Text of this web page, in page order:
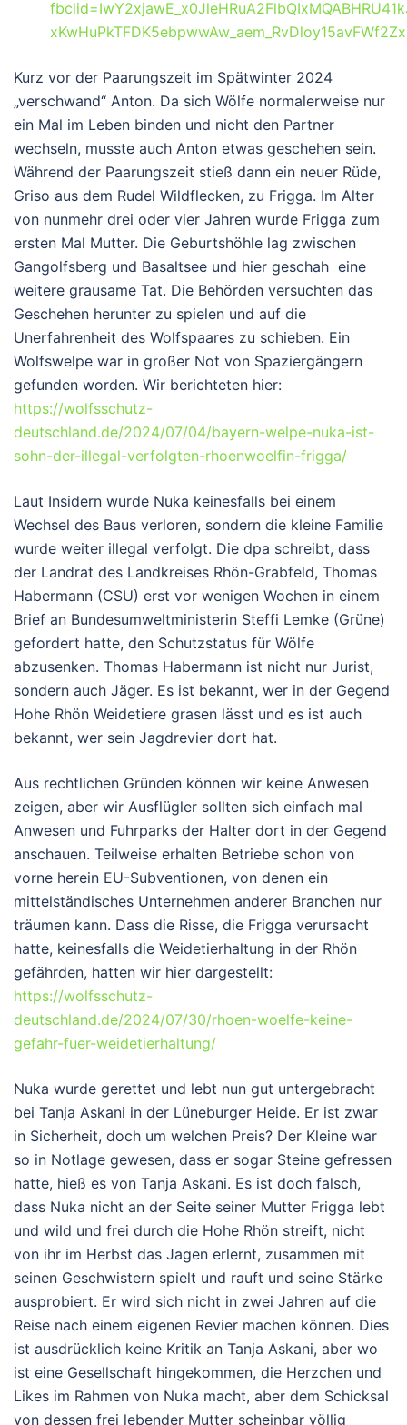
Kurz vor der Paarungszeit im Spätwinter 2024
„verschwand“ Anton. Da sich Wölfe normalerweise nur
ein Mal im Leben binden und nicht den Partner
wechseln, musste auch Anton etwas geschehen sein.
Während der Paarungszeit stieß dann ein neuer Rüde,
Griso aus dem Rudel Wildflecken, zu Frigga. Im Alter
von nunmehr drei oder vier Jahren wurde Frigga zum
ersten Mal Mutter. Die Geburtshöhle lag zwischen
Gangolfsberg und Basaltsee und hier geschah eine
weitere grausame Tat. Die Behörden versuchten das
Geschehen herunter zu spielen und auf die
Unerfahrenheit des Wolfspaares zu schieben. Ein
Wolfswelpe war in großer Not von Spaziergängern
gefunden worden. Wir berichteten hier:
https://wolfsschutz-
deutschland.de/2024/07/04/bayern-welpe-nuka-ist-
sohn-der-illegal-verfolgten-rhoenwoelfin-frigga/
Laut Insidern wurde Nuka keinesfalls bei einem
Wechsel des Baus verloren, sondern die kleine Familie
wurde weiter illegal verfolgt. Die dpa schreibt, dass
der Landrat des Landkreises Rhön-Grabfeld, Thomas
Habermann (CSU) erst vor wenigen Wochen in einem
Brief an Bundesumweltministerin Steffi Lemke (Grüne)
gefordert hatte, den Schutzstatus für Wölfe
abzusenken. Thomas Habermann ist nicht nur Jurist,
sondern auch Jäger. Es ist bekannt, wer in der Gegend
Hohe Rhön Weidetiere grasen lässt und es ist auch
bekannt, wer sein Jagdrevier dort hat.
Aus rechtlichen Gründen können wir keine Anwesen
zeigen, aber wir Ausflügler sollten sich einfach mal
Anwesen und Fuhrparks der Halter dort in der Gegend
anschauen. Teilweise erhalten Betriebe schon von
vorne herein EU-Subventionen, von denen ein
mittelständisches Unternehmen anderer Branchen nur
träumen kann. Dass die Risse, die Frigga verursacht
hatte, keinesfalls die Weidetierhaltung in der Rhön
gefährden, hatten wir hier dargestellt:
https://wolfsschutz-
deutschland.de/2024/07/30/rhoen-woelfe-keine-
gefahr-fuer-weidetierhaltung/
Nuka wurde gerettet und lebt nun gut untergebracht
bei Tanja Askani in der Lüneburger Heide. Er ist zwar
in Sicherheit, doch um welchen Preis? Der Kleine war
so in Notlage gewesen, dass er sogar Steine gefressen
hatte, hieß es von Tanja Askani. Es ist doch falsch,
dass Nuka nicht an der Seite seiner Mutter Frigga lebt
und wild und frei durch die Hohe Rhön streift, nicht
von ihr im Herbst das Jagen erlernt, zusammen mit
seinen Geschwistern spielt und rauft und seine Stärke
ausprobiert. Er wird sich nicht in zwei Jahren auf die
Reise nach einem eigenen Revier machen können. Dies
ist ausdrücklich keine Kritik an Tanja Askani, aber wo
ist eine Gesellschaft hingekommen, die Herzchen und
Likes im Rahmen von Nuka macht, aber dem Schicksal
von dessen frei lebender Mutter scheinbar völlig